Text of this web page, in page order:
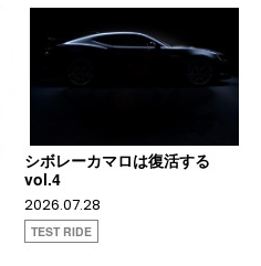
シボレーカマロは復活する
vol.4
2026.07.28
TEST RIDE